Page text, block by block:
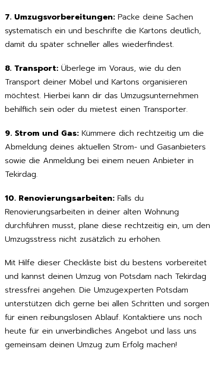
7. Umzugsvorbereitungen: Packe deine Sachen
systematisch ein und beschrifte die Kartons deutlich,
damit du später schneller alles wiederfindest.
8. Transport: Überlege im Voraus, wie du den
Transport deiner Möbel und Kartons organisieren
möchtest. Hierbei kann dir das Umzugsunternehmen
behilflich sein oder du mietest einen Transporter.
9. Strom und Gas: Kümmere dich rechtzeitig um die
Abmeldung deines aktuellen Strom- und Gasanbieters
sowie die Anmeldung bei einem neuen Anbieter in
Tekirdag.
10. Renovierungsarbeiten: Falls du
Renovierungsarbeiten in deiner alten Wohnung
durchführen musst, plane diese rechtzeitig ein, um den
Umzugsstress nicht zusätzlich zu erhöhen.
Mit Hilfe dieser Checkliste bist du bestens vorbereitet
und kannst deinen Umzug von Potsdam nach Tekirdag
stressfrei angehen. Die Umzugexperten Potsdam
unterstützen dich gerne bei allen Schritten und sorgen
für einen reibungslosen Ablauf. Kontaktiere uns noch
heute für ein unverbindliches Angebot und lass uns
gemeinsam deinen Umzug zum Erfolg machen!